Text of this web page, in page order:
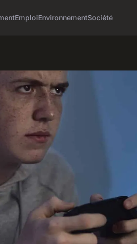
EmploiEnvironnementSociété